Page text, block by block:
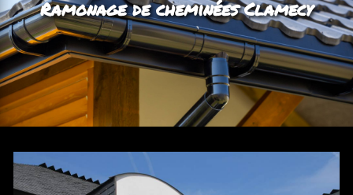
Ramonage de cheminées Clamecy